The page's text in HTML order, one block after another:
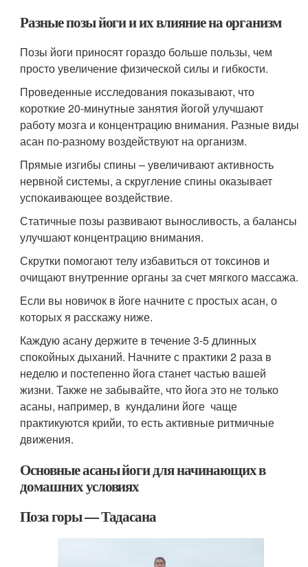
Разные позы йоги и их влияние на организм
Позы йоги приносят гораздо больше пользы, чем
просто увеличение физической силы и гибкости.
Проведенные исследования показывают, что
короткие 20-минутные занятия йогой улучшают
работу мозга и концентрацию внимания. Разные виды
асан по-разному воздействуют на организм.
Прямые изгибы спины – увеличивают активность
нервной системы, а скругление спины оказывает
успокаивающее воздействие.
Статичные позы развивают выносливость, а балансы
улучшают концентрацию внимания.
Скрутки помогают телу избавиться от токсинов и
очищают внутренние органы за счет мягкого массажа.
Если вы новичок в йоге начните с простых асан, о
которых я расскажу ниже.
Каждую асану держите в течение 3-5 длинных
спокойных дыханий. Начните с практики 2 раза в
неделю и постепенно йога станет частью вашей
жизни. Также не забывайте, что йога это не только
асаны, например, в кундалини йоге чаще
практикуются крийи, то есть активные ритмичные
движения.
Основные асаны йоги для начинающих в
домашних условиях
Поза горы — Тадасана